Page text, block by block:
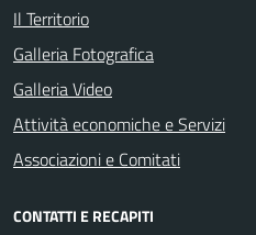
Il Territorio
Galleria Fotografica
Galleria Video
Attività economiche e Servizi
Associazioni e Comitati
CONTATTI E RECAPITI